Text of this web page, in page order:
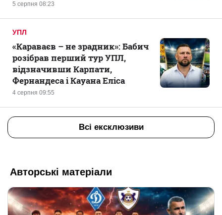
5 серпня 08:23
УПЛ
4 серпня 09:55
«Караваєв – не зрадник»: Бабич
розібрав перший тур УПЛ,
відзначивши Карпати,
Фернандеса і Кауана Еліса
Всі ексклюзиви
Авторські матеріали